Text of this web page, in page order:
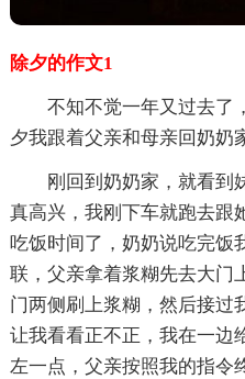
除夕的作文1
不知不觉一年又过去了
夕我跟着父亲和母亲回奶奶
刚回到奶奶家，就看到
真高兴，我刚下车就跑去跟
吃饭时间了，奶奶说吃完饭
联，父亲拿着浆糊先去大门
门两侧刷上浆糊，然后接过
让我看看正不正，我在一边
左一点，父亲按照我的指令